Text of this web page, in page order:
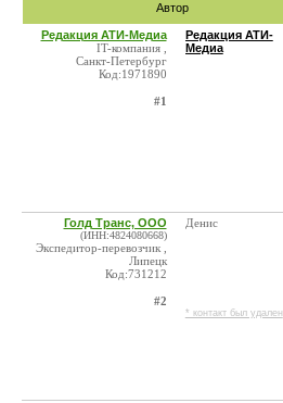
Автор
Редакция АТИ-Медиа
IT-компания ,
Санкт-Петербург
Код:1971890
#1
Редакция АТИ-
Медиа
Голд Транс, ООО
(ИНН:4824080668)
Экспедитор-перевозчик ,
Липецк
Код:731212
#2
Денис
* контакт был удален